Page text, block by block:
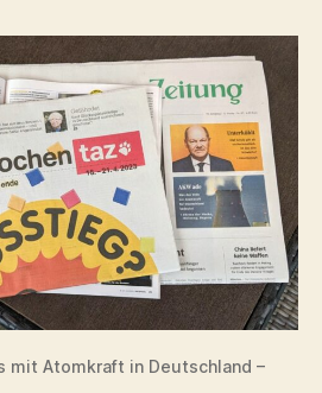
mit Atomkraft in Deutschland –